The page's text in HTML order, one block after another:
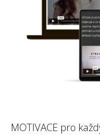
MOTIVACE pro